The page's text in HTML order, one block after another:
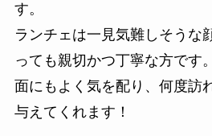
す。
ランチェは一見気難しそうな
っても親切かつ丁寧な方です
面にもよく気を配り、何度訪
与えてくれます！